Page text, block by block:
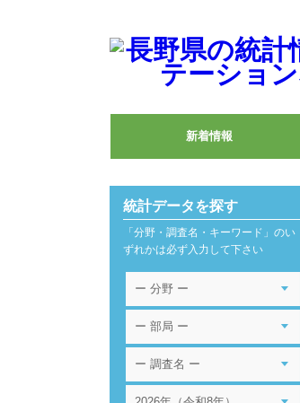
新着情報
統計データを探す
「分野・調査名・キーワード」のい
ずれかは必ず入力して下さい